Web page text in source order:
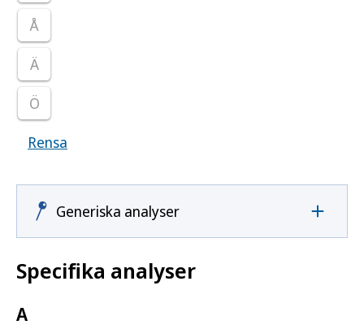
Å
Ä
Ö
Rensa
Generiska analyser
Specifika analyser
A